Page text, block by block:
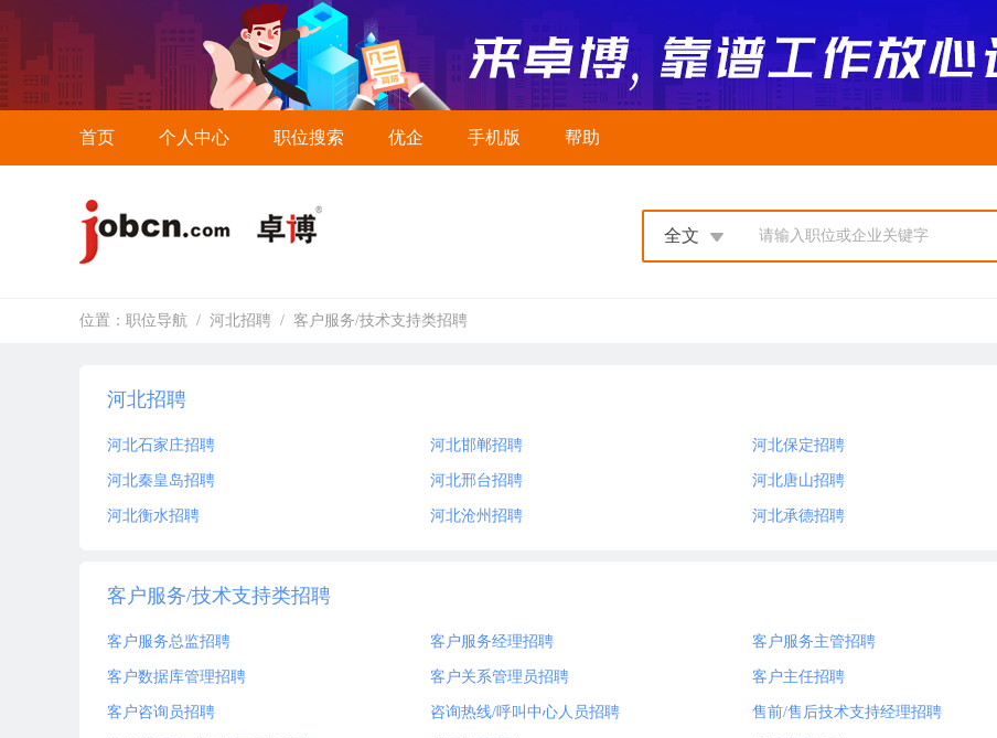
首页 个人中心 职位搜索 优企 手机版 帮助
请输入职位或企业关键字
全文
位置： 职位导航 / 河北招聘 / 客户服务/技术支持类招聘
河北招聘
河北石家庄招聘 河北邯郸招聘 河北保定招聘
河北秦皇岛招聘 河北邢台招聘 河北唐山招聘
河北衡水招聘 河北沧州招聘 河北承德招聘
客户服务/技术支持类招聘
客户服务总监招聘 客户服务经理招聘 客户服务主管招聘
客户数据库管理招聘 客户关系管理员招聘 客户主任招聘
客户咨询员招聘 咨询热线/呼叫中心人员招聘 售前/售后技术支持经理招聘